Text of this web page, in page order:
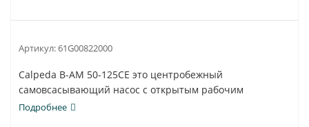
Артикул:61G00822000
Calpeda B-AM 50-125CE это центробежный
самовсасывающий насос с открытым рабочим
колесом.
Подробнее